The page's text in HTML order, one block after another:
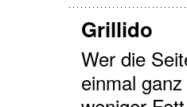
Grillido
Wer die
einmal